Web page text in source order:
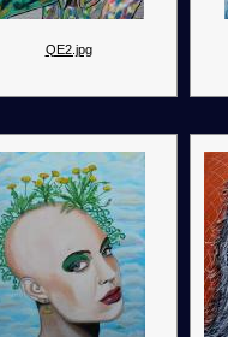
QE2.jpg